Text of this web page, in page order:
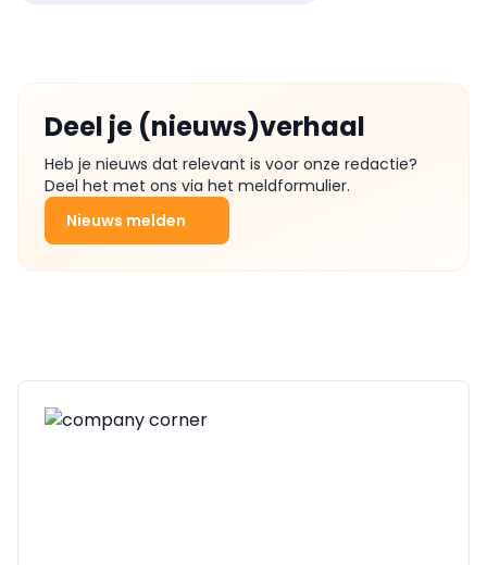
Deel je (nieuws)verhaal
Heb je nieuws dat relevant is voor onze redactie?
Deel het met ons via het meldformulier.
Nieuws melden